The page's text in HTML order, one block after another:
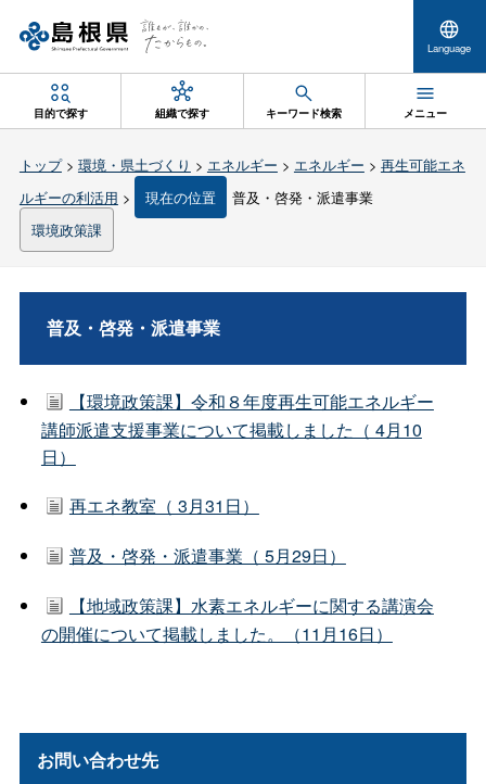
Language
目的で探す 組織で探す キーワード検索 メニュー
トップ> 環境・県土づくり > エネルギー > エネルギー > 再生可能エネ
ルギーの利活用 > 現在の位置
普及・啓発・派遣事業
環境政策課
普及・啓発・派遣事業
【環境政策課】令和８年度再生可能エネルギー
講師派遣支援事業について掲載しました（ 4月10
日）
再エネ教室（ 3月31日）
普及・啓発・派遣事業（ 5月29日）
【地域政策課】水素エネルギーに関する講演会
の開催について掲載しました。（11月16日）
お問い合わせ先